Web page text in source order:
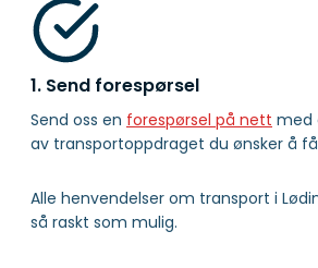
1. Send forespørsel
Send oss en forespørsel på nett med
av transportoppdraget du ønsker å
Alle henvendelser om transport i
så raskt som mulig.